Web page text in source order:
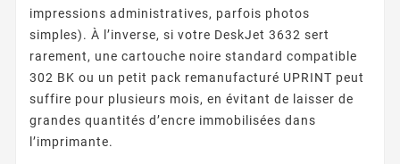
impressions administratives, parfois photos
simples). À l’inverse, si votre DeskJet 3632 sert
rarement, une cartouche noire standard compatible
302 BK ou un petit pack remanufacturé UPRINT peut
suffire pour plusieurs mois, en évitant de laisser de
grandes quantités d’encre immobilisées dans
l’imprimante.